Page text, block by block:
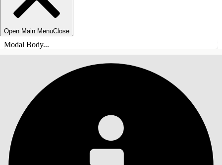
Open Main MenuClose
Modal Body...
INHALT